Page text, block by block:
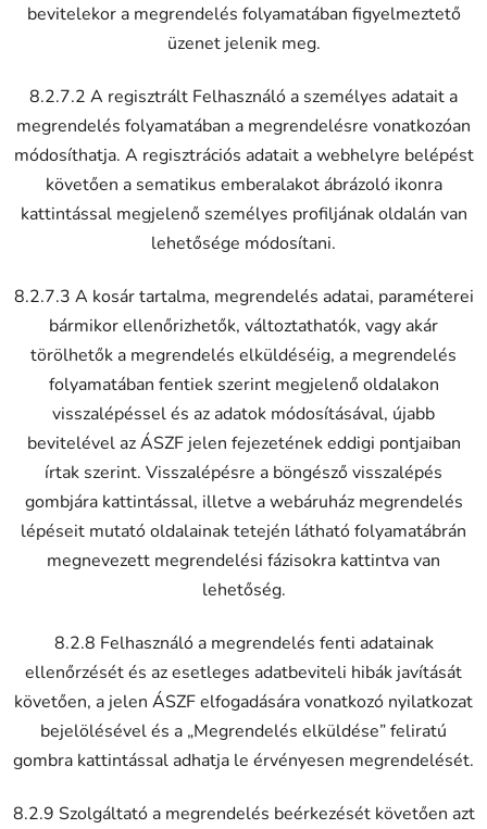
bevitelekor a megrendelés folyamatában figyelmeztető
üzenet jelenik meg.
8.2.7.2 A regisztrált Felhasználó a személyes adatait a
megrendelés folyamatában a megrendelésre vonatkozóan
módosíthatja. A regisztrációs adatait a webhelyre belépést
követően a sematikus emberalakot ábrázoló ikonra
kattintással megjelenő személyes profiljának oldalán van
lehetősége módosítani.
8.2.7.3 A kosár tartalma, megrendelés adatai, paraméterei
bármikor ellenőrizhetők, változtathatók, vagy akár
törölhetők a megrendelés elküldéséig, a megrendelés
folyamatában fentiek szerint megjelenő oldalakon
visszalépéssel és az adatok módosításával, újabb
bevitelével az ÁSZF jelen fejezetének eddigi pontjaiban
írtak szerint. Visszalépésre a böngésző visszalépés
gombjára kattintással, illetve a webáruház megrendelés
lépéseit mutató oldalainak tetején látható folyamatábrán
megnevezett megrendelési fázisokra kattintva van
lehetőség.
8.2.8 Felhasználó a megrendelés fenti adatainak
ellenőrzését és az esetleges adatbeviteli hibák javítását
követően, a jelen ÁSZF elfogadására vonatkozó nyilatkozat
bejelölésével és a „Megrendelés elküldése” feliratú
gombra kattintással adhatja le érvényesen megrendelését.
8.2.9 Szolgáltató a megrendelés beérkezését követően azt